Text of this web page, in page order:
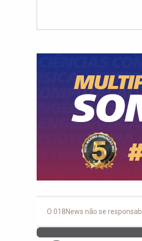
O 018News não se